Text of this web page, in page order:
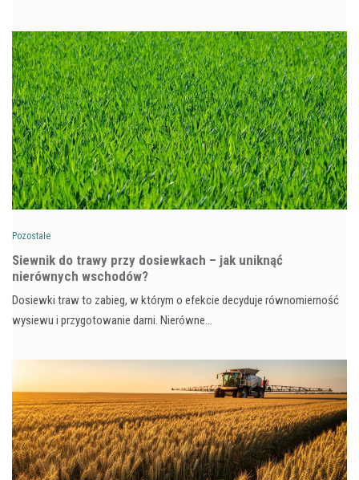
Pozostałe
Siewnik do trawy przy dosiewkach – jak uniknąć
nierównych wschodów?
Dosiewki traw to zabieg, w którym o efekcie decyduje równomierność
wysiewu i przygotowanie darni. Nierówne…